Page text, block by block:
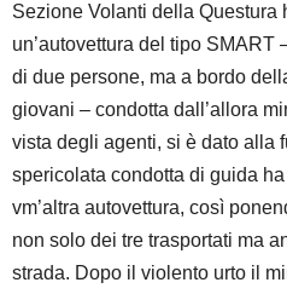
Sezione Volanti della Questura
un’autovettura del tipo SMART
di due persone, ma a bordo
giovani – condotta dall’allora
vista degli agenti, si è dato alla
spericolata condotta di guida
vm’altra autovettura, così
non solo dei tre trasportati ma
strada. Dopo il violento urto il